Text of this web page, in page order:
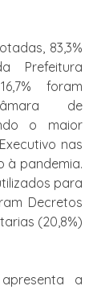
83,3%
Prefeitura
foram
de
o maior
nas
à pandemia.
para
Decretos
(20,8%)
a